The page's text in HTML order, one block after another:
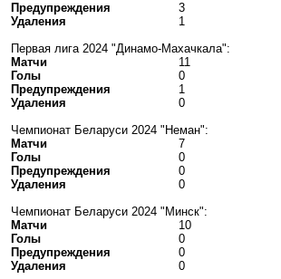
Предупреждения
3
Удаления
1
Первая лига 2024 "Динамо-Махачкала":
Матчи
11
Голы
0
Предупреждения
1
Удаления
0
Чемпионат Беларуси 2024 "Неман":
Матчи
7
Голы
0
Предупреждения
0
Удаления
0
Чемпионат Беларуси 2024 "Минск":
Матчи
10
Голы
0
Предупреждения
0
Удаления
0